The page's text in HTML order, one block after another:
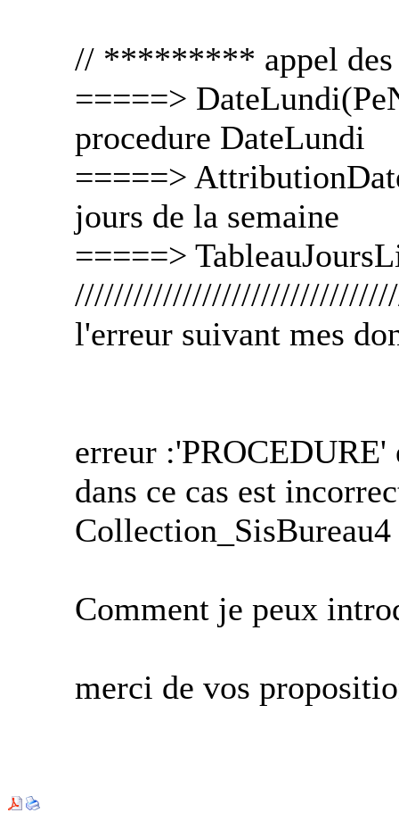
// ********* appel
=====>
procedure DateLundi
=====>
jours de la semaine
=====>
l'erreur suivant mes
erreur
dans ce cas est
Collection_SisBureau4
Comment je peux
merci de vos